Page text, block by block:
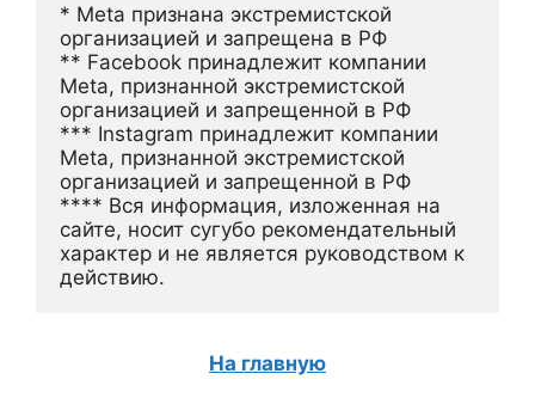
* Meta признана экстремистской
организацией и запрещена в РФ
** Facebook принадлежит компании
Meta, признанной экстремистской
организацией и запрещенной в РФ
*** Instagram принадлежит компании
Meta, признанной экстремистской
организацией и запрещенной в РФ
**** Вся информация, изложенная на
сайте, носит сугубо рекомендательный
характер и не является руководством к
действию.
На главную